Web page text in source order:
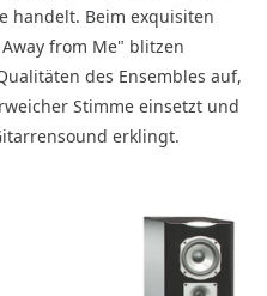
handelt. Beim exquisiten
Away from Me" blitzen
des Ensembles auf,
Stimme einsetzt und
erklingt.